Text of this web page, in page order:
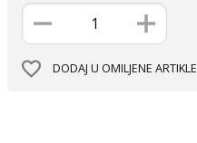
DODAJ U OMILJENE ARTIKLE